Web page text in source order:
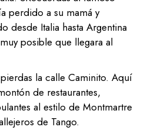
perdido a su mamá y
desde Italia hasta Argentina
posible que llegara al
la calle Caminito. Aquí
de restaurantes,
al estilo de Montmartre
de Tango.